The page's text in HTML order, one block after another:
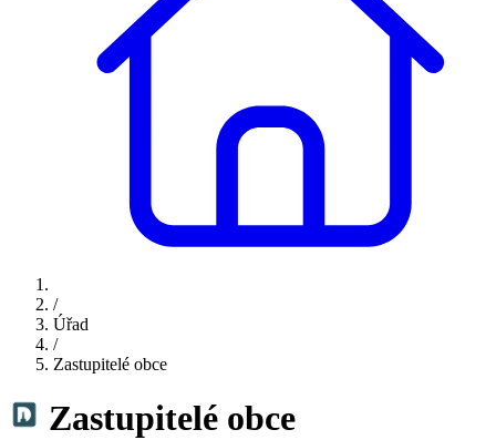
/
Úřad
/
Zastupitelé obce
Zastupitelé obce